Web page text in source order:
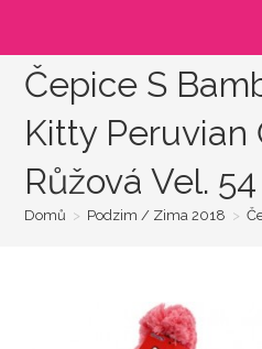
obsahuČepice S
Kitty
Růžová Vel. 54
Domů > Podzim / Zima 2018 >